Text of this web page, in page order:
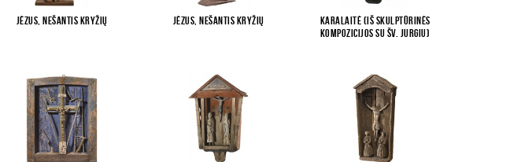
Jėzus, nešantis kryžių Jėzus, nešantis kryžių
Karalaitė (iš skulptūrinės
kompozicijos su Šv. Jurgiu)